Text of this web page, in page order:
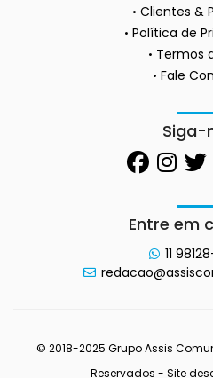
Clientes &
Política de
Termos
Fale
Siga-
Entre em
11
© 2018-2025 Grupo Assis
Reservados - Site